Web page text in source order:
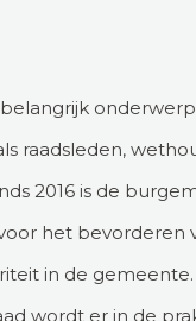
belangrijk
raadsleden,
2016 is de
het bevorderen
in de gemeente.
wordt er in de